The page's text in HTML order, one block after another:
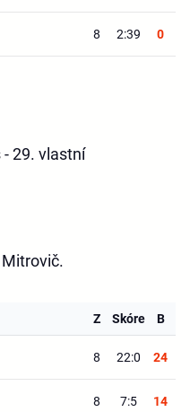
8 2:39 0
- 29. vlastní
Mitrovič.
Z Skóre B
8 22:0 24
8 7:5 14